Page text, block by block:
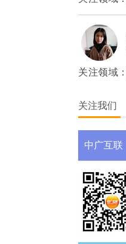
关注领域：
关注我们
中广互联